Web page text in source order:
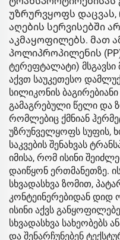
უზრურვყოფს დაცვას,
აღების სერვისებში
აკმაყოფილებს. მათ
პოლიპროპილენის (PP)
ტერეფტალატი) მსგავსი
აქვთ საუკეთესო
სილიკონის
გამაგრებული წელი და
რომლებიც ქმნიან
უზრუნველყოფს სუფის,
საკვების შენახვას
იმისა, რომ ისინი
დაიწყონ ერთმანეთზე.
სხვადასხვა ზომით,
კონტეინერებიდან დიდ
ისინი აქვს
სხვადასხვა სახეობებს
და შენარჩუნებენ